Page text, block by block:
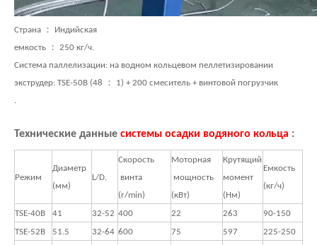
Страна ： Индийская
емкость ： 250 кг/ч.
Система паллелизации: на водном кольцевом пеллетизировании
экструдер: TSE-50B (48 ： 1) + 200 смеситель + винтовой погрузчик
.
Технические данные системы осадки водяного кольца :
Режим
Диаметр
(мм)
L/D.
Скорость
винта ​
(r/min)
Моторная
мощность
(кВт)
Крутящий
момент
(Нм)
Емкость
(кг/ч)
TSE-40B 41 32-52 400 22 263
90-150
TSE-52B
51.5 32-64 600 75 597
225-250